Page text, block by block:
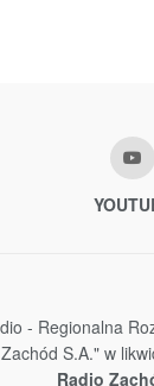
- Regionalna
S.A." w
Radio